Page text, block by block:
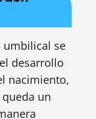
umbilical se
desarrollo
nacimiento,
un